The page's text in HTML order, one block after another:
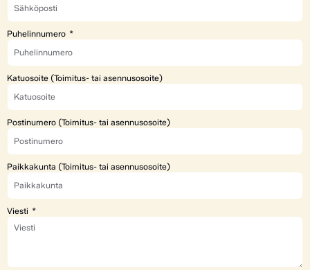
Puhelinnumero
Katuosoite (Toimitus- tai asennusosoite)
Postinumero (Toimitus- tai asennusosoite)
Paikkakunta (Toimitus- tai asennusosoite)
Viesti